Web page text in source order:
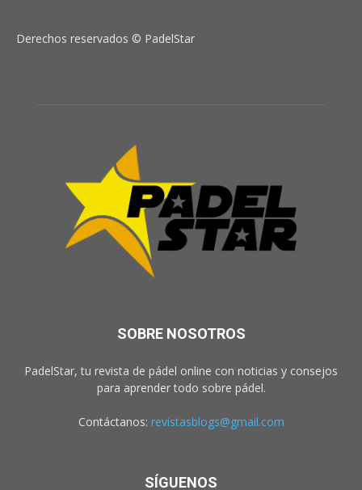
Derechos reservados © PadelStar
SOBRE NOSOTROS
PadelStar, tu revista de pádel online con noticias y consejos
para aprender todo sobre pádel.
Contáctanos: revistasblogs@gmail.com
SÍGUENOS